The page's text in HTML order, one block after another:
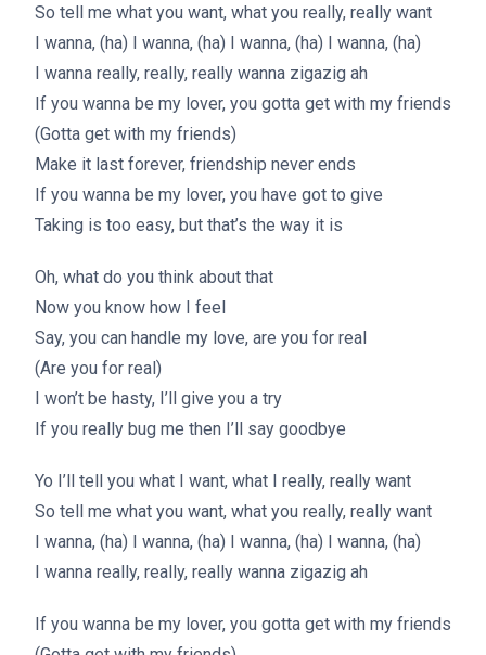
So tell me what you want, what you really, really want
I wanna, (ha) I wanna, (ha) I wanna, (ha) I wanna, (ha)
I wanna really, really, really wanna zigazig ah
If you wanna be my lover, you gotta get with my friends
(Gotta get with my friends)
Make it last forever, friendship never ends
If you wanna be my lover, you have got to give
Taking is too easy, but that’s the way it is
Oh, what do you think about that
Now you know how I feel
Say, you can handle my love, are you for real
(Are you for real)
I won’t be hasty, I’ll give you a try
If you really bug me then I’ll say goodbye
Yo I’ll tell you what I want, what I really, really want
So tell me what you want, what you really, really want
I wanna, (ha) I wanna, (ha) I wanna, (ha) I wanna, (ha)
I wanna really, really, really wanna zigazig ah
If you wanna be my lover, you gotta get with my friends